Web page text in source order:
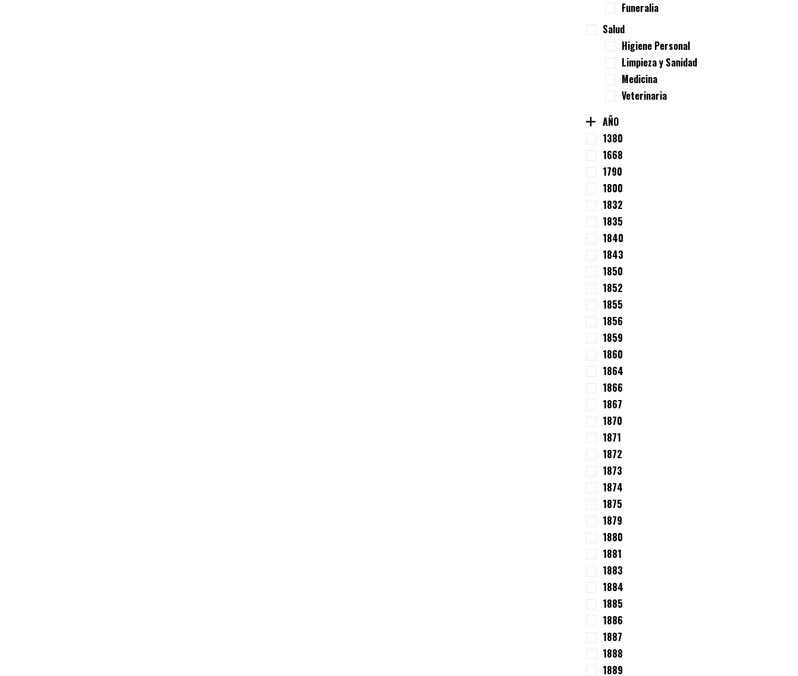
Funeralia
Salud
Higiene Personal
Limpieza y Sanidad
Medicina
Veterinaria
AÑO
1380
1668
1790
1800
1832
1835
1840
1843
1850
1852
1855
1856
1859
1860
1864
1866
1867
1870
1871
1872
1873
1874
1875
1879
1880
1881
1883
1884
1885
1886
1887
1888
1889